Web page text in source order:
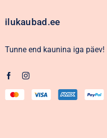
ilukaubad.ee
Tunne end kaunina iga päev!